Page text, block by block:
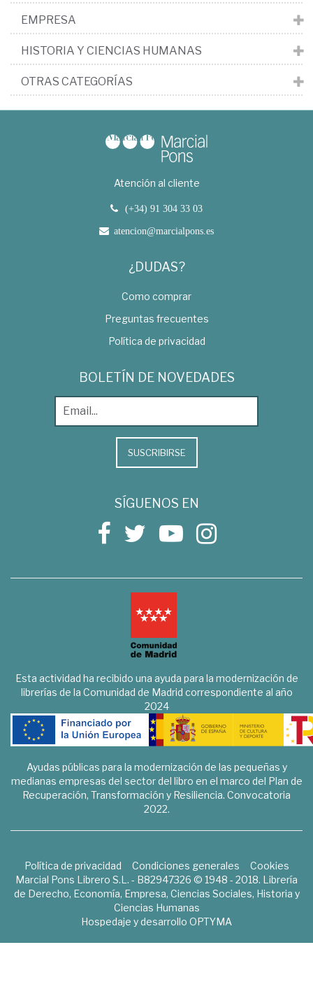
EMPRESA
HISTORIA Y CIENCIAS HUMANAS
OTRAS CATEGORÍAS
Atención al cliente
(+34) 91 304 33 03
atencion@marcialpons.es
¿DUDAS?
Como comprar
Preguntas frecuentes
Política de privacidad
BOLETÍN DE NOVEDADES
SUSCRIBIRSE
SÍGUENOS EN
Esta actividad ha recibido una ayuda para la modernización de
librerías de la Comunidad de Madrid correspondiente al año
2024
Ayudas públicas para la modernización de las pequeñas y
medianas empresas del sector del libro en el marco del Plan de
Recuperación, Transformación y Resiliencia. Convocatoria
2022.
Política de privacidad Condiciones generales
Cookies
Marcial Pons Librero S.L. - B82947326 © 1948 - 2018. Librería
de Derecho, Economía, Empresa, Ciencias Sociales, Historia y
Ciencias Humanas
Hospedaje y desarrollo OPTYMA